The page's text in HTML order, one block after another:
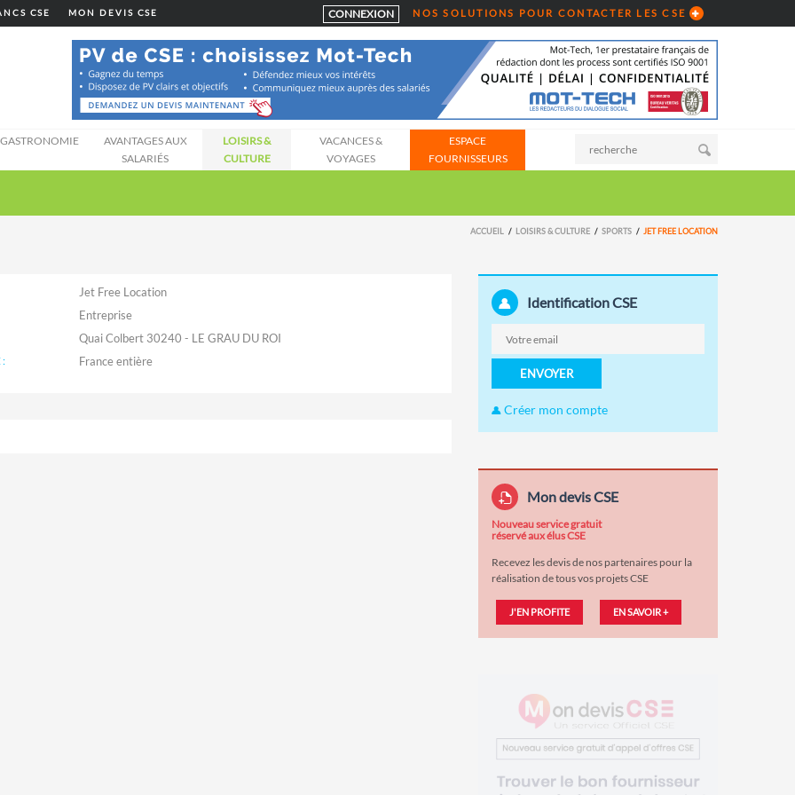
CSE MON DEVIS CSE CONNEXION NOS SOLUTIONS POUR CONTACTER LES CSE
GASTRONOMIE
AVANTAGES AUX
SALARIÉS
LOISIRS &
CULTURE
VACANCES &
VOYAGES
ESPACE
FOURNISSEURS
ACCUEIL LOISIRS & CULTURE SPORTS JET FREE LOCATION
Jet Free Location
Entreprise
Quai Colbert 30240 - LE GRAU DU ROI
:
Identification CSE
ENVOYER
Créer mon compte
Mon devis CSE
Nouveau service gratuit
réservé aux élus CSE
Recevez les devis de nos partenaires pour la
réalisation de tous vos projets CSE
J'EN PROFITE EN SAVOIR +